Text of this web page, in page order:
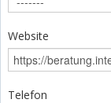
Website
Telefon